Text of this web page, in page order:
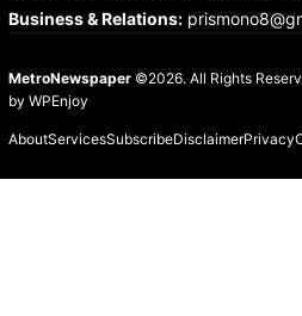
Business & Relations:
MetroNewspaper©2026. All Rights
by WPEnjoy
AboutServicesSubscribeDisclaimerPrivacy